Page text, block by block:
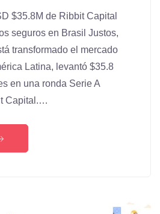
$35.8M de Ribbit Capital
seguros en Brasil Justos,
transformado el mercado
Latina, levantó $35.8
en una ronda Serie A
Capital.…